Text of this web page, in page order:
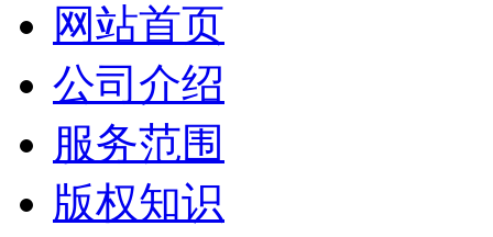
网站首页
公司介绍
服务范围
版权知识